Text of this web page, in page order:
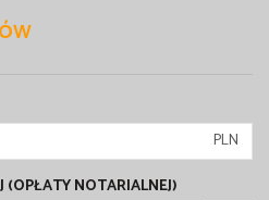
PLN
NOTARIALNEJ)